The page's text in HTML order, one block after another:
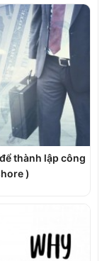
thành lập công
)